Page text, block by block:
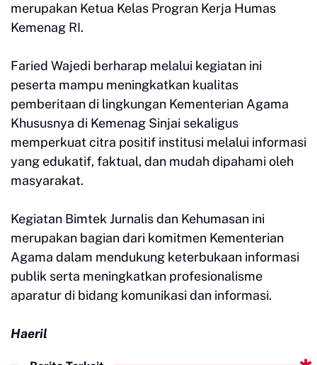
merupakan Ketua Kelas Progran Kerja Humas
Kemenag RI.
Faried Wajedi berharap melalui kegiatan ini
peserta mampu meningkatkan kualitas
pemberitaan di lingkungan Kementerian Agama
Khususnya di Kemenag Sinjai sekaligus
memperkuat citra positif institusi melalui informasi
yang edukatif, faktual, dan mudah dipahami oleh
masyarakat.
Kegiatan Bimtek Jurnalis dan Kehumasan ini
merupakan bagian dari komitmen Kementerian
Agama dalam mendukung keterbukaan informasi
publik serta meningkatkan profesionalisme
aparatur di bidang komunikasi dan informasi.
Haeril